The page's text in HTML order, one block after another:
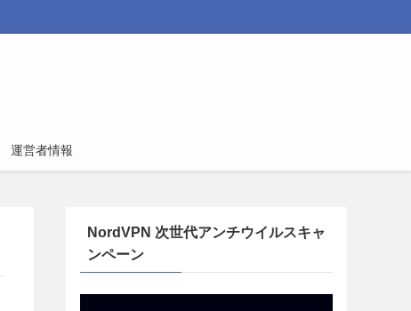
運営者情報
NordVPN 次世代アンチウイルスキャ
ンペーン